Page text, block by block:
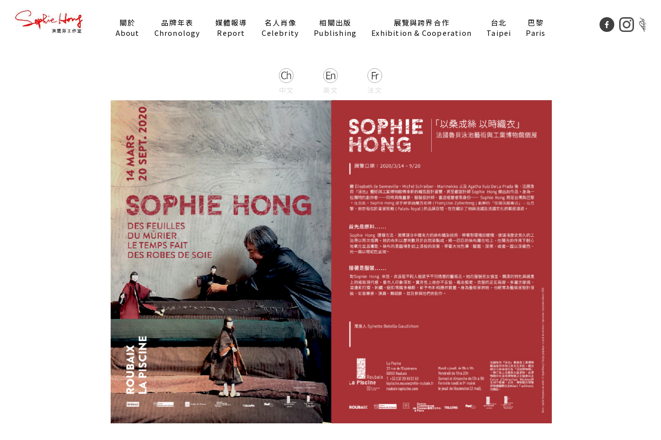
關於
About
品牌年表
Chronology
媒體報導
Report
名人肖像
Celebrity
相關出版
Publishing
展覽與跨界合作
Exhibition & Cooperation
台北
Taipei
巴黎
Paris
中文 英文 法文